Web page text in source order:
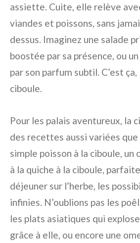
assiette. Cuite, elle relève
viandes et poissons, sans
dessus. Imaginez une salade
boostée par sa présence, ou
par son parfum subtil. C’est
ciboule.
Pour les palais aventureux, la
des recettes aussi variées
simple poisson à la ciboule, un
à la quiche à la ciboule,
déjeuner sur l’herbe, les
infinies. N’oublions pas les
les plats asiatiques qui
grâce à elle, ou encore une